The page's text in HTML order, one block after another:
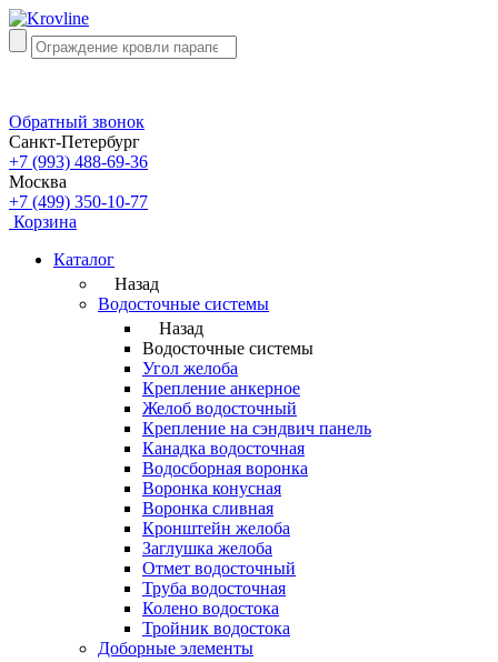
Обратный звонок
Санкт-Петербург
+7 (993) 488-69-36
Москва
+7 (499) 350-10-77
Корзина
Каталог
Назад
Водосточные системы
Назад
Водосточные системы
Угол желоба
Крепление анкерное
Желоб водосточный
Крепление на сэндвич панель
Канадка водосточная
Водосборная воронка
Воронка конусная
Воронка сливная
Кронштейн желоба
Заглушка желоба
Отмет водосточный
Труба водосточная
Колено водостока
Тройник водостока
Доборные элементы